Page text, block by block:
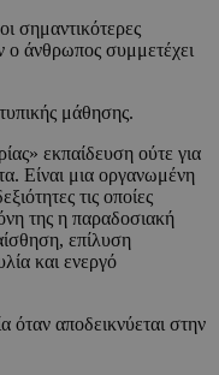
σημαντικότερες
ο άνθρωπος συμμετέχει
μάθησης.
εκπαίδευση ούτε για
Είναι μια οργανωμένη
τις οποίες
της η παραδοσιακή
επίλυση
και ενεργό
αποδεικνύεται στην